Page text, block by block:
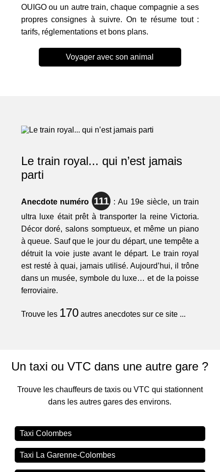
OUIGO ou un autre train, chaque compagnie a ses
propres consignes à suivre. On te résume tout :
tarifs, réglementations et bons plans.
Voyager avec son animal
Le train royal... qui n’est jamais
parti
Anecdote numéro 111
: Au 19e siècle, un train
ultra luxe était prêt à transporter la reine Victoria.
Décor doré, salons somptueux, et même un piano
à queue. Sauf que le jour du départ, une tempête a
détruit la voie juste avant le départ. Le train royal
est resté à quai, jamais utilisé. Aujourd’hui, il trône
dans un musée, symbole du luxe… et de la poisse
ferroviaire.
Trouve les 170autres anecdotes sur ce site ...
Un taxi ou VTC dans une autre gare ?
Trouve les chauffeurs de taxis ou VTC qui stationnent
dans les autres gares des environs.
Taxi Colombes
Taxi La Garenne-Colombes